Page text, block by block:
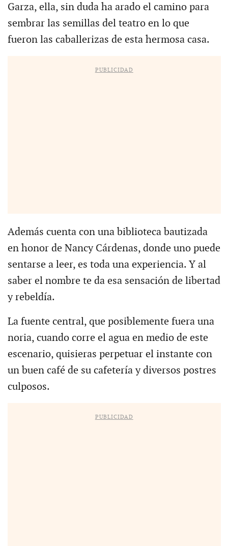
Garza, ella, sin duda ha arado el camino para
sembrar las semillas del teatro en lo que
fueron las caballerizas de esta hermosa casa.
PUBLICIDAD
Además cuenta con una biblioteca bautizada
en honor de Nancy Cárdenas, donde uno puede
sentarse a leer, es toda una experiencia. Y al
saber el nombre te da esa sensación de libertad
y rebeldía.
La fuente central, que posiblemente fuera una
noria, cuando corre el agua en medio de este
escenario, quisieras perpetuar el instante con
un buen café de su cafetería y diversos postres
culposos.
PUBLICIDAD